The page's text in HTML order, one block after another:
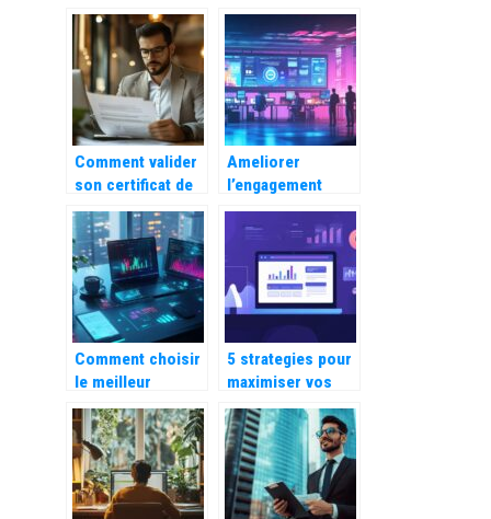
publicite efficace
le portage salarial
Comment valider
son certificat de
VAE DSCG pour
développer sa
carrière en
comptabilité ?
Ameliorer
l’engagement
client avec des
chatbots bases
sur l’intelligence
artificielle
Comment choisir
le meilleur
logiciel IA pour
augmenter votre
productivite
5 strategies pour
maximiser vos
investissements
avec un theme
WordPress
evolutif